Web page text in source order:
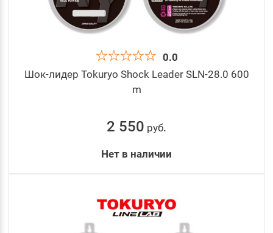
0.0
Шок-лидер Tokuryo Shock Leader SLN-28.0 600
m
2 550 руб.
Нет в наличии